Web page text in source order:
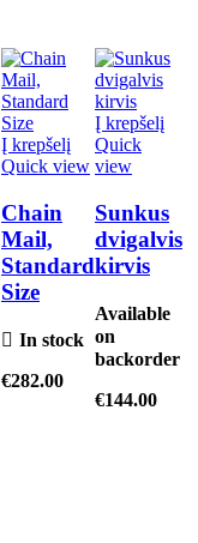
Į krepšelį
Quick view
Chain
Mail,
Standard
Size
In stock
€282.00
Į krepšelį
Quick
view
Sunkus
dvigalvis
kirvis
Available
on
backorder
€144.00